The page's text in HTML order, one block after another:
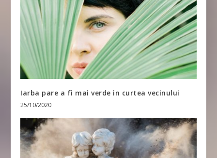
Iarba pare a fi mai verde in curtea vecinului
25/10/2020